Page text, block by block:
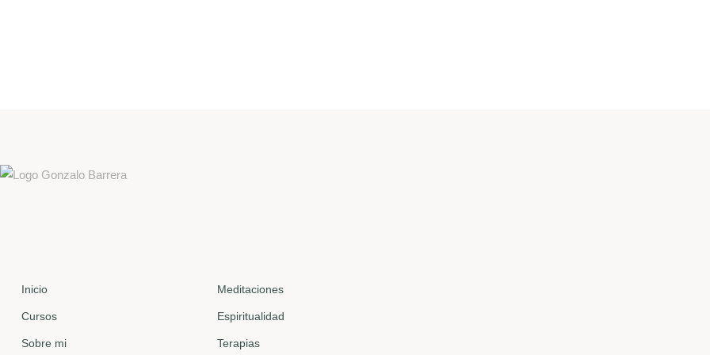
Inicio Meditaciones
Cursos Espiritualidad
Sobre mi Terapias